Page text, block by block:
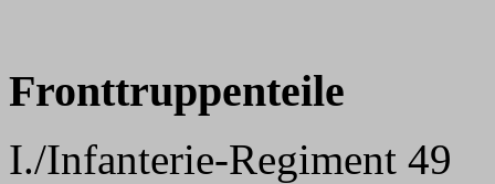
Fronttruppenteile
I./Infanterie-Regiment 49